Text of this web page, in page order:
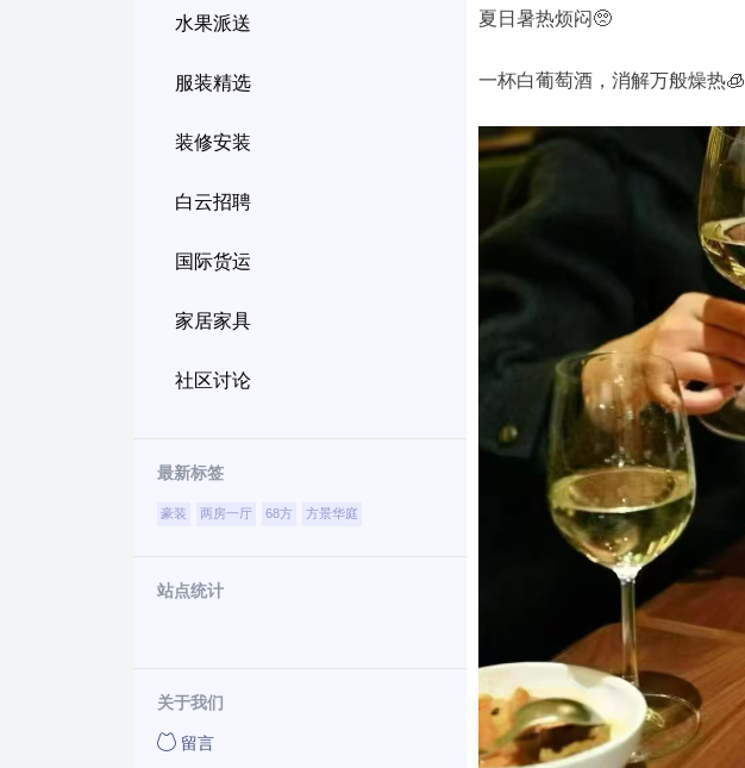
水果派送
服装精选
装修安装
白云招聘
国际货运
家居家具
社区讨论
最新标签
豪装 两房一厅 68方 方景华庭
站点统计
关于我们
留言
夏日暑热烦闷🥺
一杯白葡萄酒，消解万般燥热🧊